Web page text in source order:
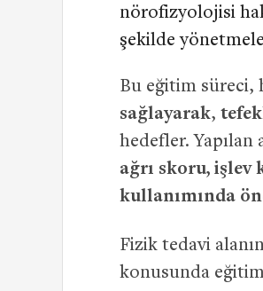
nörofizyolojisi
şekilde
Bu eğitim süreci,
sağlayarak,
hedefler. Yapılan
ağrı skoru, işlev
kullanımında
Fizik tedavi
konusunda